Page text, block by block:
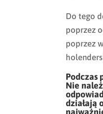
Do tego
poprzez
poprzez
Podczas
Nie
działają